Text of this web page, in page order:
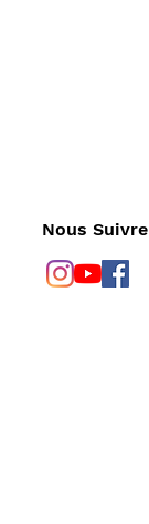
Nous Suivre